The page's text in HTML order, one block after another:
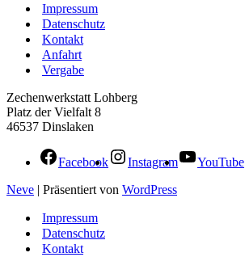
Impressum
Datenschutz
Kontakt
Anfahrt
Vergabe
Zechenwerkstatt Lohberg
Platz der Vielfalt 8
46537 Dinslaken
Facebook Instagram
YouTube
Neve | Präsentiert von WordPress
Impressum
Datenschutz
Kontakt